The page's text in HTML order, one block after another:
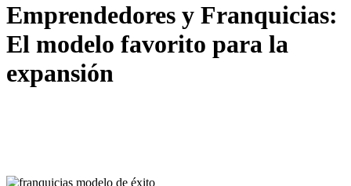
Emprendedores y Franquicias:
El modelo favorito para la
expansión